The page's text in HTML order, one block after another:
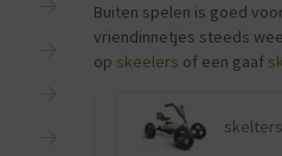
Buiten spelen is goed
vriendinnetjes steeds
op skeelers of een gaaf
skelters